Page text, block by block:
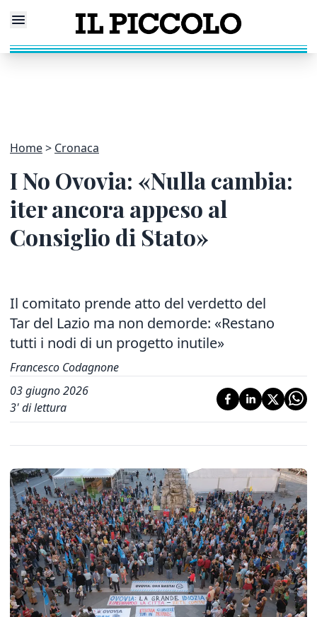
Home Cronaca
I No Ovovia: «Nulla cambia:
iter ancora appeso al
Consiglio di Stato»
Il comitato prende atto del verdetto del
Tar del Lazio ma non demorde: «Restano
tutti i nodi di un progetto inutile»
Francesco Codagnone
03 giugno 2026
3' di lettura